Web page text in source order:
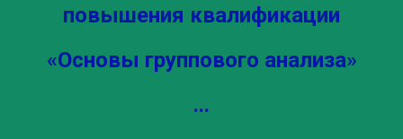
повышения квалификации
«Основы группового анализа»
...